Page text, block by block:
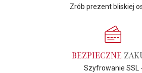
Zrób prezent bliskiej
BEZPIECZNE
Szyfrowanie SSL -